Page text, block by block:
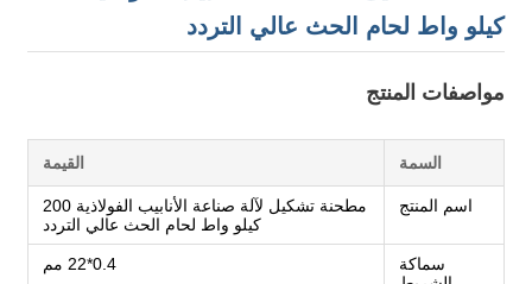
كيلو واط لحام الحث عالي التردد
مواصفات المنتج
السمة القيمة
اسم المنتج
مطحنة تشكيل لآلة صناعة الأنابيب الفولاذية 200
كيلو واط لحام الحث عالي التردد
سماكة
0.4*22 مم